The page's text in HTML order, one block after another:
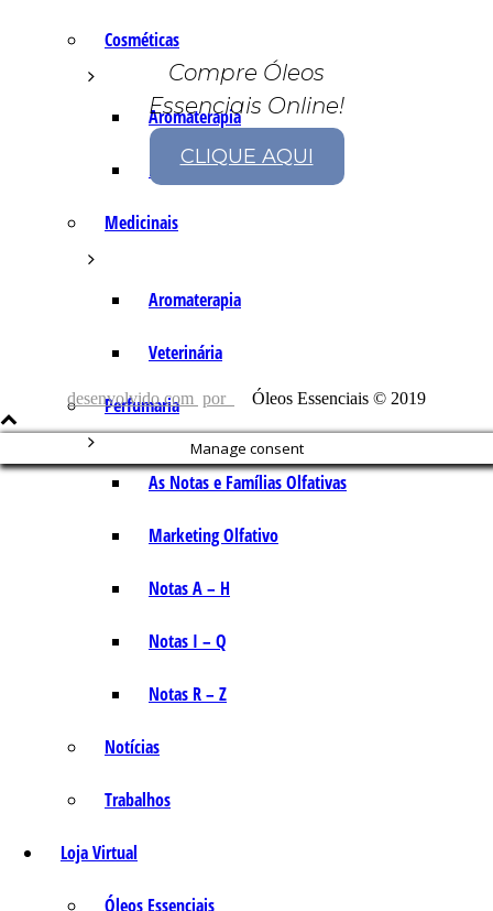
Cosméticas
Aromaterapia
Fórmulas Caseiras
Medicinais
Aromaterapia
Veterinária
Perfumaria
As Notas e Famílias Olfativas
Marketing Olfativo
Notas A – H
Notas I – Q
Notas R – Z
Notícias
Trabalhos
Loja Virtual
Óleos Essenciais
Compre Óleos
Essenciais Online!
CLIQUE AQUI
desenvolvido com por Óleos Essenciais © 2019
Manage consent